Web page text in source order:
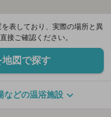
表しており、実際の場所と異
接ご確認ください。
図で探す
などの温浴施設